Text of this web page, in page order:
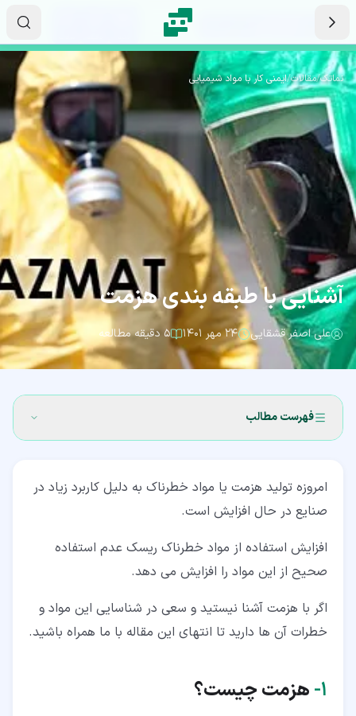
نماتک/مقالات/ایمنی کار با مواد شیمیایی
آشنایی با طبقه بندی هزمت
علی اصفر قشقایی ۲۴ مهر ۱۴۰۱ ۵ دقیقه مطالعه
فهرست مطالب
امروزه تولید هزمت یا مواد خطرناک به دلیل کاربرد زیاد در
صنایع در حال افزایش است.
افزایش استفاده از مواد خطرناک ریسک عدم استفاده
صحیح از این مواد را افزایش می دهد.
اگر با هزمت آشنا نیستید و سعی در شناسایی این مواد و
خطرات آن ها دارید تا انتهای این مقاله با ما همراه باشید.
۱‏- هزمت چیست؟